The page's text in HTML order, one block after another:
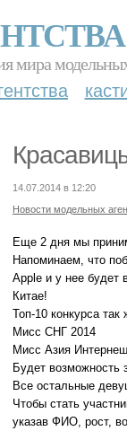
мира
14.07.2014 в 12:20
Новости модельных
Еще 2 дня мы
Напоминаем, что
Apple и у нее будет
Китае!
Топ-10 конкурса
Мисс СНГ 2014
Мисс Азия
Будет возможность
Все остальные
Чтобы стать
указав ФИО, рост,